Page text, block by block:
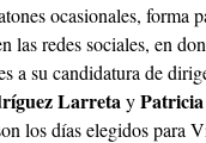
ocasionales, forma
las redes sociales, en
a su candidatura de
Larreta y
los días elegidos para